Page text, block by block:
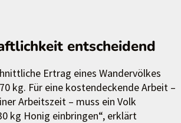
entscheidend
Ertrag eines Wandervölkes
kg. Für eine kostendeckende Arbeit –
Arbeitszeit – muss ein Volk
kg Honig einbringen“, erklärt